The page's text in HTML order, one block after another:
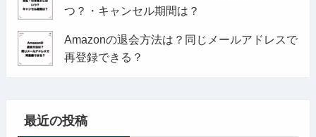
つ？・キャンセル期間は？
Amazonの退会方法は？同じメールアドレスで
再登録できる？
最近の投稿